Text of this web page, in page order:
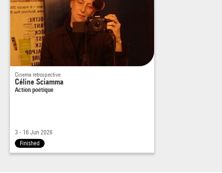
Cinema retrospective
Céline Sciamma
Action poétique
3 - 16 Jun 2026
Finished